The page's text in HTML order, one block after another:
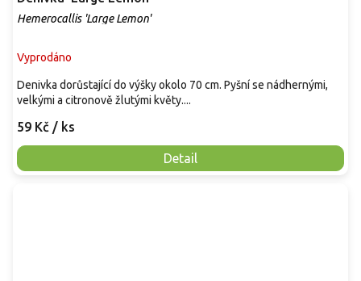
Hemerocallis 'Large Lemon'
Vyprodáno
59 Kč / ks
Detail
Denivka dorůstající do výšky okolo 70 cm. Pyšní se nádhernými,
velkými a citronově žlutými květy....